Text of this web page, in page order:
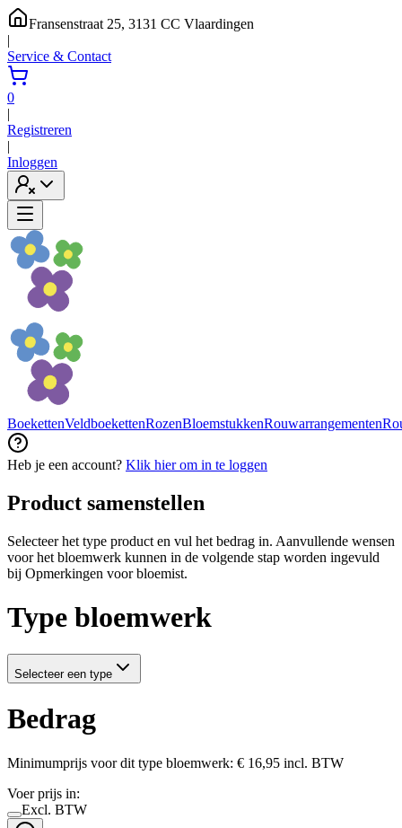
Fransenstraat 25, 3131 CC Vlaardingen
|
Service & Contact
0
|
Registreren
|
Inloggen
BoekettenVeldboekettenRozenBloemstukkenRouwarrangementen
Heb je een account? Klik hier om in te loggen
Product samenstellen
Selecteer het type product en vul het bedrag in. Aanvullende wensen
voor het bloemwerk kunnen in de volgende stap worden ingevuld
bij Opmerkingen voor bloemist.
Type bloemwerk
Selecteer een type
Bedrag
Minimumprijs voor dit type bloemwerk: € 16,95 incl. BTW
Voer prijs in:
Excl. BTW